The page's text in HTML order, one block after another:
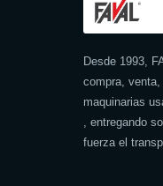
Desde 1993,
compra,
maquinarias
, entregando
fuerza el